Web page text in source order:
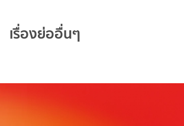
เรื่องย่ออื่นๆ